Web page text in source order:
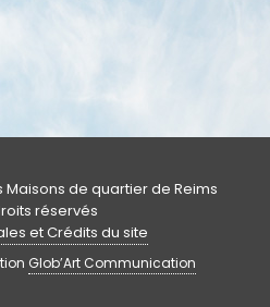
de quartier de Reims
réservés
et Crédits du site
Glob’Art Communication